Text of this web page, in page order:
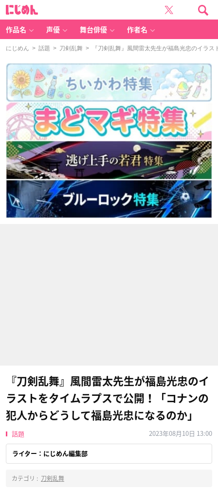
作品名 声優 舞台俳優 作者名
にじめん > 話題 > 刀剣乱舞 > 『刀剣乱舞』風間雷太先生が福島光忠のイラス
『刀剣乱舞』風間雷太先生が福島光忠のイ
ラストをタイムラプスで公開！「コナンの
犯人からどうして福島光忠になるのか」
話題 2023年08月10日 13:00
ライター：にじめん編集部
カテゴリ : 刀剣乱舞